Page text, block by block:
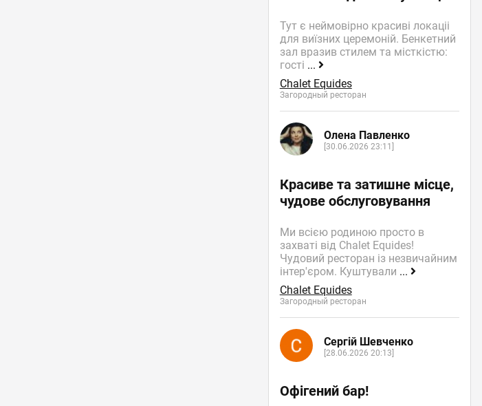
Тут є неймовірно красиві локаціі
для виїзних церемоній. Бенкетний
зал вразив стилем та місткістю:
гості ...
Chalet Equides
Загородный ресторан
Олена Павленко
[30.06.2026 23:11]
Красиве та затишне місце,
чудове обслуговування
Ми всією родиною просто в
захваті від Chalet Equides!
Чудовий ресторан із незвичайним
інтер'єром. Куштували ...
Chalet Equides
Загородный ресторан
Сергій Шевченко
[28.06.2026 20:13]
Офігений бар!